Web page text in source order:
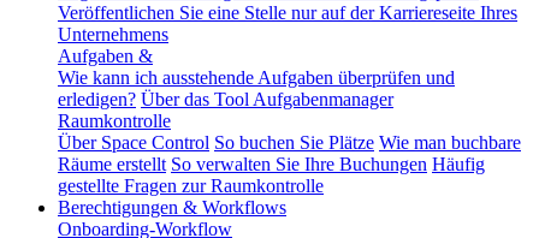
Veröffentlichen Sie eine Stelle nur auf der Karriereseite Ihres
Unternehmens
Aufgaben &
Wie kann ich ausstehende Aufgaben überprüfen und
erledigen? Über das Tool Aufgabenmanager
Raumkontrolle
Über Space Control So buchen Sie Plätze Wie man buchbare
Räume erstellt So verwalten Sie Ihre Buchungen Häufig
gestellte Fragen zur Raumkontrolle
Berechtigungen & Workflows
Onboarding-Workflow